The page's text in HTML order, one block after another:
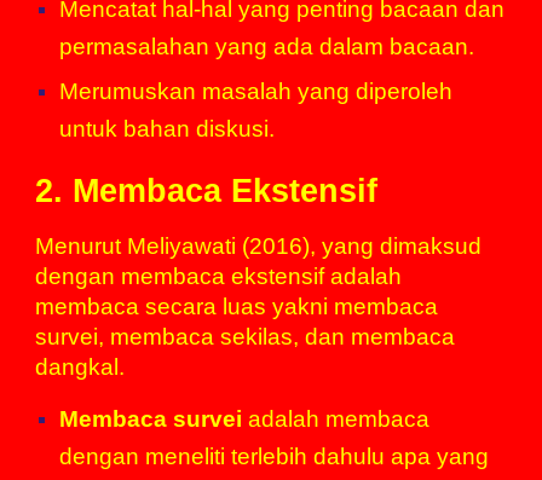
Mencatat hal-hal yang penting bacaan dan
permasalahan yang ada dalam bacaan.
Merumuskan masalah yang diperoleh
untuk bahan diskusi.
2. Membaca Ekstensif
Menurut Meliyawati (2016), yang dimaksud
dengan membaca ekstensif adalah
membaca secara luas yakni membaca
survei, membaca sekilas, dan membaca
dangkal.
Membaca survei adalah membaca
dengan meneliti terlebih dahulu apa yang